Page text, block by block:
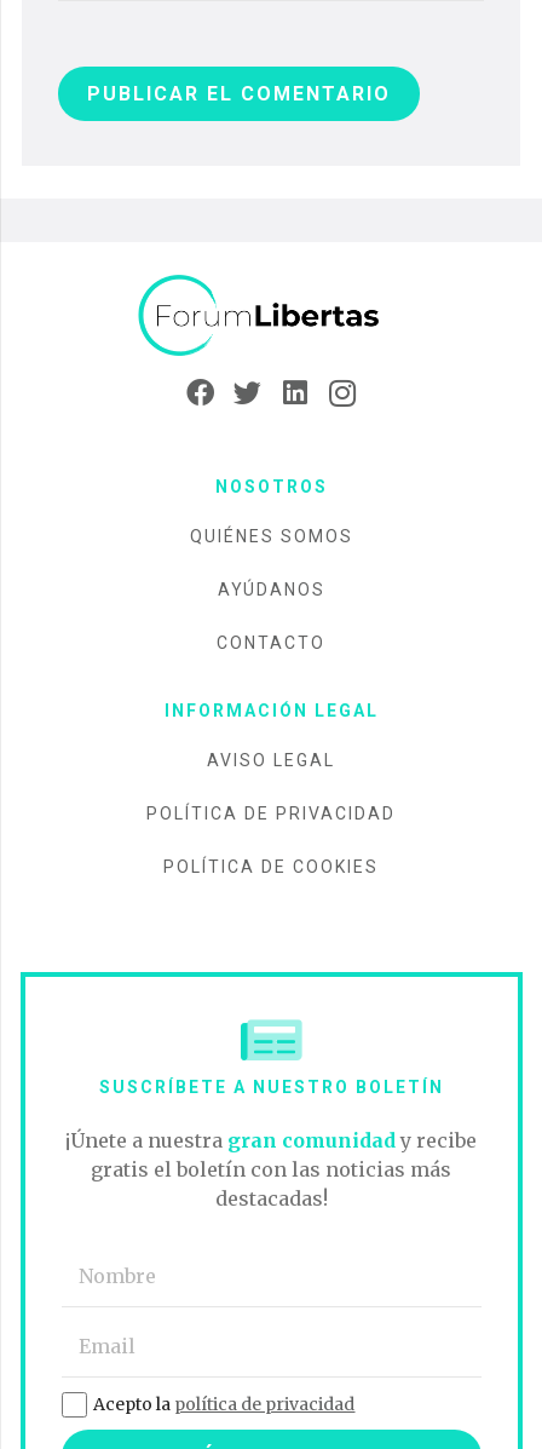
PUBLICAR EL COMENTARIO
NOSOTROS
QUIÉNES SOMOS
AYÚDANOS
CONTACTO
INFORMACIÓN LEGAL
AVISO LEGAL
POLÍTICA DE PRIVACIDAD
POLÍTICA DE COOKIES
SUSCRÍBETE A NUESTRO BOLETÍN
¡Únete a nuestra gran comunidad y recibe
gratis el boletín con las noticias más
destacadas!
Acepto la política de privacidad